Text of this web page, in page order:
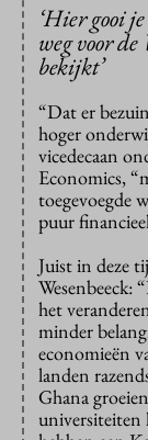
‘Hier gooi
weg voor
bekijkt’
“Dat er
hoger
vicedecaan
Economics,
toegevoegde
puur
Juist in deze
Wesenbeeck:
het
minder
economieën
landen
Ghana
universiteiten